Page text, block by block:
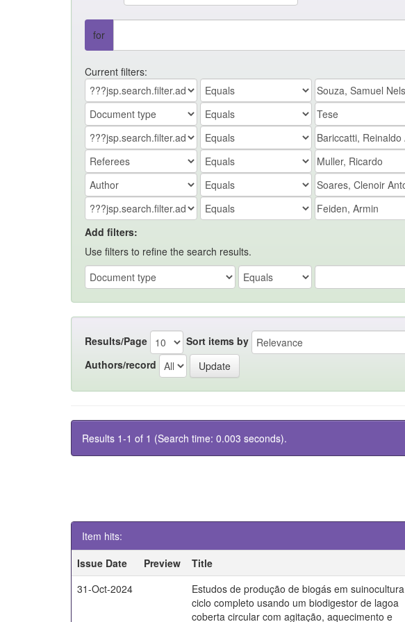
for
Current filters:
Add filters:
Use filters to refine the search results.
Results/Page Sort items by
Authors/record
Results 1-1 of 1 (Search time: 0.003 seconds).
Item hits:
Issue Date
Preview Title
31-Oct-2024
Estudos de produção de biogás em suinocultura
ciclo completo usando um biodigestor de lagoa
coberta circular com agitação, aquecimento e